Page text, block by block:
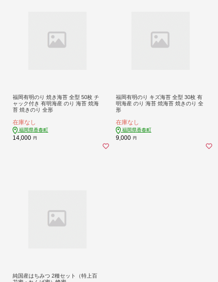
福岡有明のり 焼き海苔 全型 50枚 チ
ャック付き 有明海産 のり 海苔 焼海
苔 焼きのり 全形
在庫なし
福岡県香春町
14,000 円
福岡有明のり キズ海苔 全型 30枚 有
明海産 のり 海苔 焼海苔 焼きのり 全
形
在庫なし
福岡県香春町
9,000 円
純国産はちみつ 2種セット（特上百